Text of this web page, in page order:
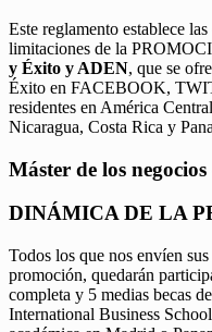
Este reglamento establece
limitaciones de la
y Éxito y ADEN, que se
Éxito en FACEBOOK,
residentes en América
Nicaragua, Costa Rica y
Máster de los
DINÁMICA DE LA
Todos los que nos envíen
promoción, quedarán
completa y 5 medias becas
International Business